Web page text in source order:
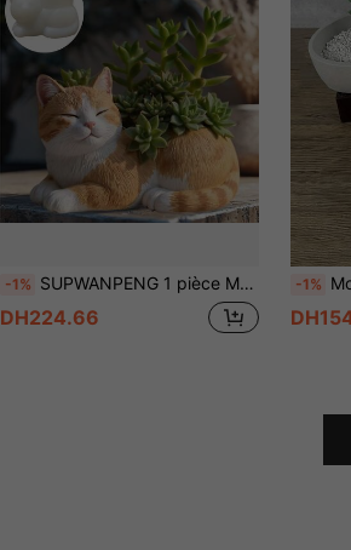
-1% SUPWANPENG 1 pièce Moule en silicone et résine pour pot de fleurs chat, moule de décoration de vase de plante chat mignon, moule en plâtre, moule en ciment
DH224.66
-1% Moule en